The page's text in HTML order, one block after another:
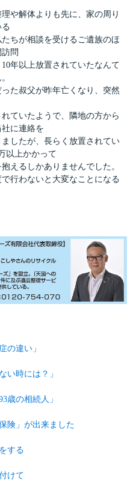
や解体よりも先に、家の周り
ちが相談を受けるご遺族のほ
問
年以上放置されていたなんて
た叔父が昨年亡くなり、突然
ていたようで、隣地の方から
に連絡を
したが、長らく放置されてい
以上かかって
えるしかありませんでした。
行わないと大変なことになる
の違い」
い時には？」
歳の相続人」
険」が出来ました
する
けて